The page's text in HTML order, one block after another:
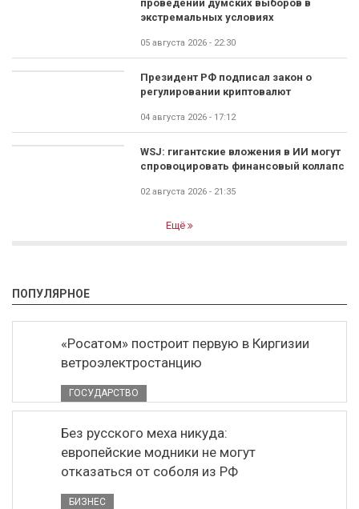
проведении думских выборов в
экстремальных условиях
05 августа 2026 - 22:30
Президент РФ подписал закон о
регулировании криптовалют
04 августа 2026 - 17:12
WSJ: гигантские вложения в ИИ могут
спровоцировать финансовый коллапс
02 августа 2026 - 21:35
Ещё
ПОПУЛЯРНОЕ
«Росатом» построит первую в Киргизии
ветроэлектростанцию
ГОСУДАРСТВО
Без русского меха никуда:
европейские модники не могут
отказаться от соболя из РФ
БИЗНЕС